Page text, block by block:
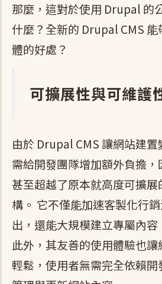
那麼，這對於使用 Drupal 的
什麼？全新的 Drupal CMS
體的好處？
可擴展性與可維護
由於 Drupal CMS 讓網站建
需給開發團隊增加額外負擔
甚至超越了原本就高度可擴
構。 它不僅能加速客製化行
出，還能大規模建立專屬內容
此外，其友善的使用體驗也
輕鬆，使用者無需完全依賴